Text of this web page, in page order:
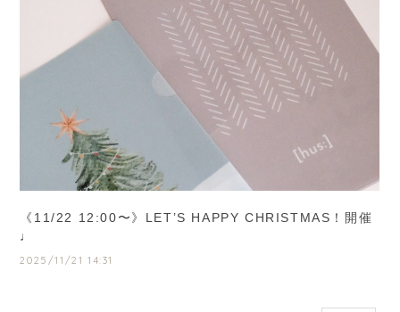
《11/22 12:00〜》LET’S HAPPY CHRISTMAS！開催
♩
2025/11/21 14:31